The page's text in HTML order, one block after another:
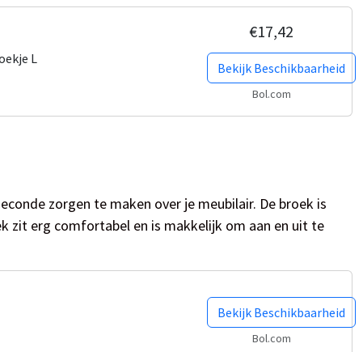
L
€17,42
Bekijk Beschikbaarheid
Bol.com
zorgen te maken over je meubilair. De broek is
zit erg comfortabel en is makkelijk om aan en uit te
Bekijk Beschikbaarheid
Bol.com